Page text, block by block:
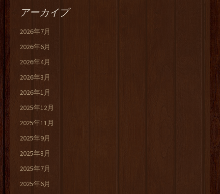
アーカイブ
2026年7月
2026年6月
2026年4月
2026年3月
2026年1月
2025年12月
2025年11月
2025年9月
2025年8月
2025年7月
2025年6月